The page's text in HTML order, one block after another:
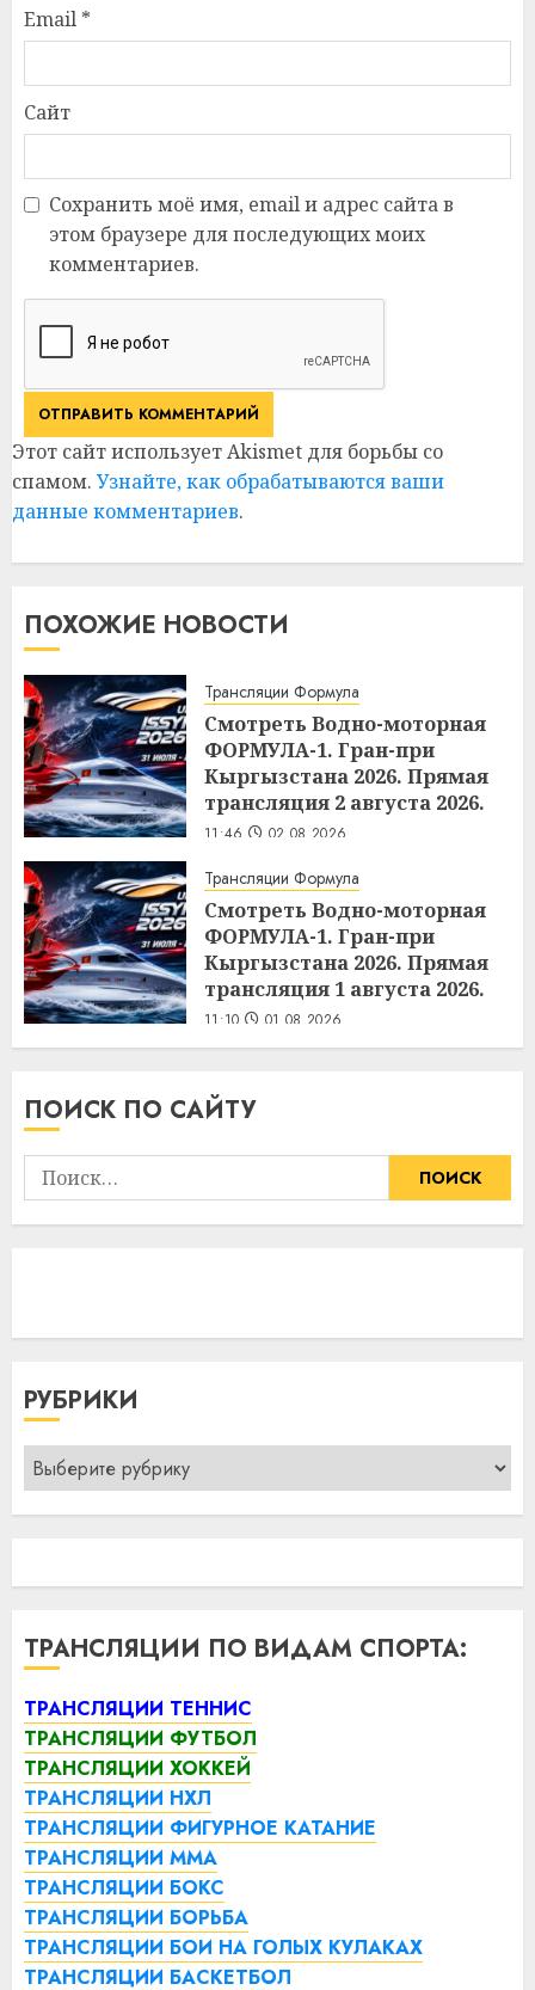
Email *
Сайт
Сохранить моё имя, email и адрес сайта в
этом браузере для последующих моих
комментариев.
Этот сайт использует Akismet для борьбы со
спамом. Узнайте, как обрабатываются ваши
данные комментариев.
ПОХОЖИЕ НОВОСТИ
Трансляции Формула
Смотреть Водно-моторная
ФОРМУЛА-1. Гран-при
Кыргызстана 2026. Прямая
трансляция 2 августа 2026.
11:46 02.08.2026
Трансляции Формула
Смотреть Водно-моторная
ФОРМУЛА-1. Гран-при
Кыргызстана 2026. Прямая
трансляция 1 августа 2026.
11:10 01.08.2026
ПОИСК ПО САЙТУ
Найти:
РУБРИКИ
Рубрики
ТРАНСЛЯЦИИ ПО ВИДАМ СПОРТА:
ТРАНСЛЯЦИИ ТЕННИС
ТРАНСЛЯЦИИ ФУТБОЛ
ТРАНСЛЯЦИИ ХОККЕЙ
ТРАНСЛЯЦИИ НХЛ
ТРАНСЛЯЦИИ ФИГУРНОЕ КАТАНИЕ
ТРАНСЛЯЦИИ ММА
ТРАНСЛЯЦИИ БОКС
ТРАНСЛЯЦИИ БОРЬБА
ТРАНСЛЯЦИИ БОИ НА ГОЛЫХ КУЛАКАХ
ТРАНСЛЯЦИИ БАСКЕТБОЛ